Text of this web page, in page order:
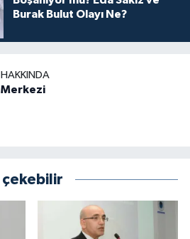
Burak Bulut Olayı Ne?
HAKKINDA
Merkezi
çekebilir